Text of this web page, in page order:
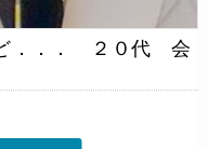
ど．．． ２０代 会